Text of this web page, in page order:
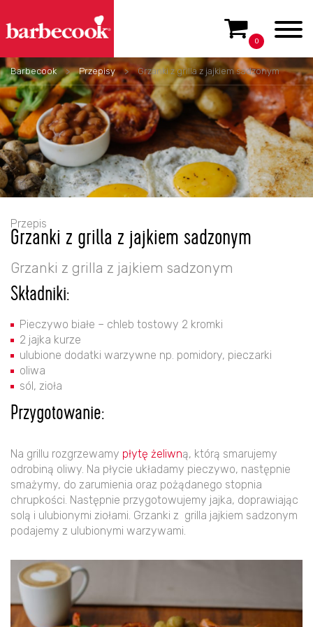
0
Barbecook > Przepisy > Grzanki z grilla z jajkiem sadzonym
Przepis
Grzanki z grilla z jajkiem sadzonym
Grzanki z grilla z jajkiem sadzonym
Składniki:
Pieczywo białe – chleb tostowy 2 kromki
2 jajka kurze
ulubione dodatki warzywne np. pomidory, pieczarki
oliwa
sól, zioła
Przygotowanie:
Na grillu rozgrzewamy płytę żeliwną, którą smarujemy
odrobiną oliwy. Na płycie układamy pieczywo, następnie
smażymy, do zarumienia oraz pożądanego stopnia
chrupkości. Następnie przygotowujemy jajka, doprawiając
solą i ulubionymi ziołami. Grzanki z grilla jajkiem sadzonym
podajemy z ulubionymi warzywami.